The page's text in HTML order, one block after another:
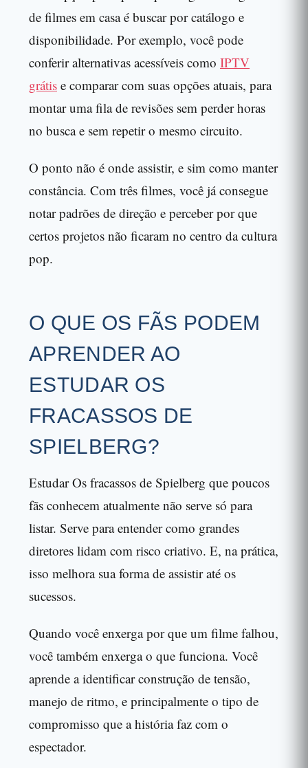
de filmes em casa é buscar por catálogo e
disponibilidade. Por exemplo, você pode
conferir alternativas acessíveis como IPTV
grátis e comparar com suas opções atuais, para
montar uma fila de revisões sem perder horas
no busca e sem repetir o mesmo circuito.
O ponto não é onde assistir, e sim como manter
constância. Com três filmes, você já consegue
notar padrões de direção e perceber por que
certos projetos não ficaram no centro da cultura
pop.
O QUE OS FÃS PODEM
APRENDER AO
ESTUDAR OS
FRACASSOS DE
SPIELBERG?
Estudar Os fracassos de Spielberg que poucos
fãs conhecem atualmente não serve só para
listar. Serve para entender como grandes
diretores lidam com risco criativo. E, na prática,
isso melhora sua forma de assistir até os
sucessos.
Quando você enxerga por que um filme falhou,
você também enxerga o que funciona. Você
aprende a identificar construção de tensão,
manejo de ritmo, e principalmente o tipo de
compromisso que a história faz com o
espectador.